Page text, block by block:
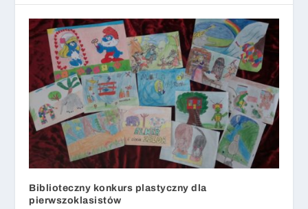
Biblioteczny konkurs plastyczny dla
pierwszoklasistów